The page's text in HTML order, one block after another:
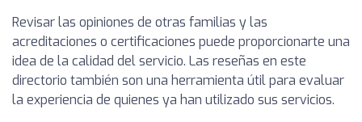
Revisar las opiniones de otras familias y las
acreditaciones o certificaciones puede proporcionarte una
idea de la calidad del servicio. Las reseñas en este
directorio también son una herramienta útil para evaluar
la experiencia de quienes ya han utilizado sus servicios.